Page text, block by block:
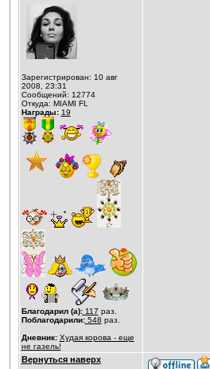
Зарегистрирован: 10 авг
2008, 23:31
Сообщений: 12774
Откуда: MIAMI FL
Награды: 19
Благодарил (а):117 раз.
Поблагодарили:548 раз.
Дневник: Худая корова - еще
не газель!
Вернуться наверх